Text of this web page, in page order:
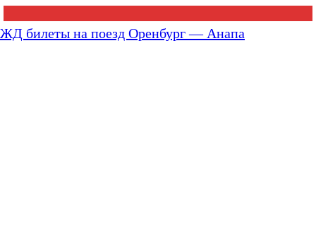
ЖД билеты на поезд Оренбург — Анапа